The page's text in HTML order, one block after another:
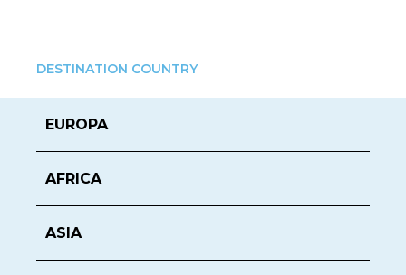
DESTINATION COUNTRY
EUROPA
AFRICA
ASIA